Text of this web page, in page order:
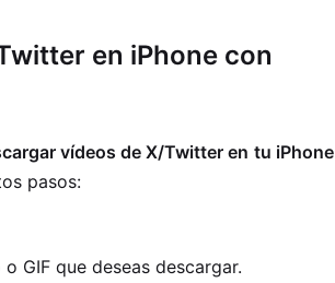
en iPhone con
vídeos de X/Twitter en tu iPhone
pasos:
GIF que deseas descargar.